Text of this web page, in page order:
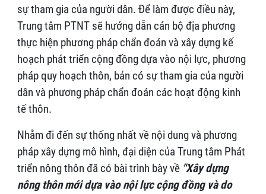
sự tham gia của người dân. Để làm được điều này,
Trung tâm PTNT sẽ hướng dẫn cán bộ địa phương
thực hiện phương pháp chẩn đoán và xây dựng kế
hoạch phát triển cộng đồng dựa vào nội lực, phương
pháp quy hoạch thôn, bản có sự tham gia của người
dân và phương pháp chẩn đoán các hoạt động kinh
tế thôn.
Nhằm đi đến sự thống nhất về nội dung và phương
pháp xây dựng mô hình, đại diện của Trung tâm Phát
triển nông thôn đã có bài trình bày về "Xây dựng
nông thôn mới dựa vào nội lực cộng đồng và do